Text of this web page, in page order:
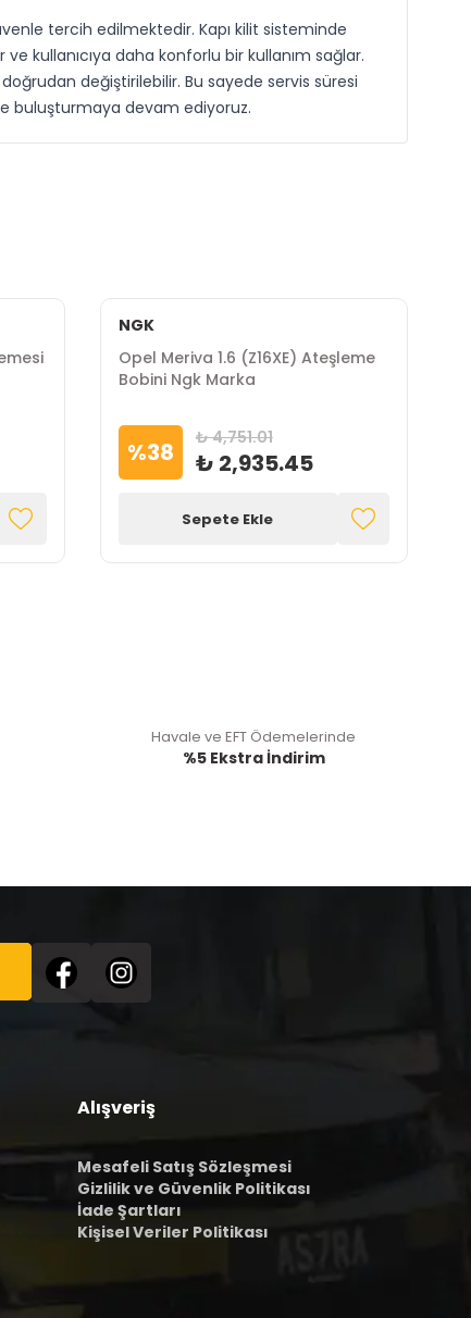
tercih edilmektedir. Kapı kilit sisteminde
kullanıcıya daha konforlu bir kullanım sağlar.
değiştirilebilir. Bu sayede servis süresi
buluşturmaya devam ediyoruz.
NGK
Opel Meriva 1.6 (Z16XE) Ateşleme
Bobini Ngk Marka
%38 ₺ 4,751.01
₺ 2,935.45
Sepete Ekle
Havale ve EFT Ödemelerinde
%5 Ekstra İndirim
Alışveriş
Mesafeli Satış Sözleşmesi
Gizlilik ve Güvenlik Politikası
İade Şartları
Kişisel Veriler Politikası